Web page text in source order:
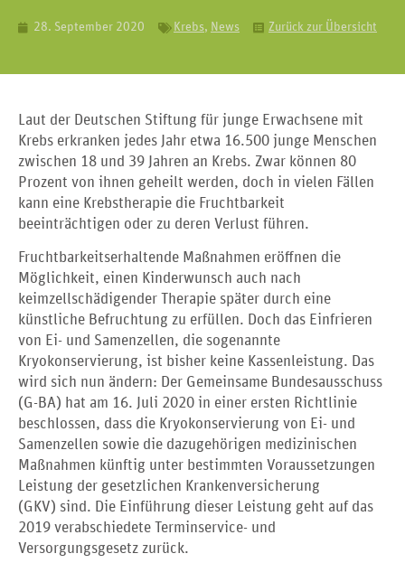
28. September 2020 Krebs, News Zurück zur Übersicht
Laut der Deutschen Stiftung für junge Erwachsene mit
Krebs erkranken jedes Jahr etwa 16.500 junge Menschen
zwischen 18 und 39 Jahren an Krebs. Zwar können 80
Prozent von ihnen geheilt werden, doch in vielen Fällen
kann eine Krebstherapie die Fruchtbarkeit
beeinträchtigen oder zu deren Verlust führen.
Fruchtbarkeitserhaltende Maßnahmen eröffnen die
Möglichkeit, einen Kinderwunsch auch nach
keimzellschädigender Therapie später durch eine
künstliche Befruchtung zu erfüllen. Doch das Einfrieren
von Ei- und Samenzellen, die sogenannte
Kryokonservierung, ist bisher keine Kassenleistung. Das
wird sich nun ändern: Der Gemeinsame Bundesausschuss
(G-BA) hat am 16. Juli 2020 in einer ersten Richtlinie
beschlossen, dass die Kryokonservierung von Ei- und
Samenzellen sowie die dazugehörigen medizinischen
Maßnahmen künftig unter bestimmten Voraussetzungen
Leistung der gesetzlichen Krankenversicherung
(GKV) sind. Die Einführung dieser Leistung geht auf das
2019 verabschiedete Terminservice- und
Versorgungsgesetz zurück.